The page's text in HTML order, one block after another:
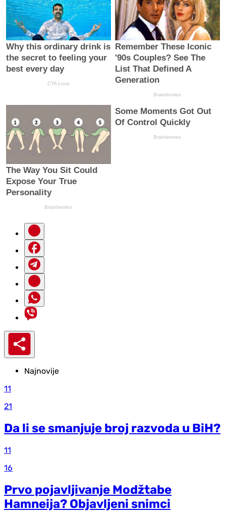
Najnovije
11
21
Da li se smanjuje broj razvoda u BiH?
11
16
Prvo pojavljivanje Modžtabe
Hamneija? Objavljeni snimci